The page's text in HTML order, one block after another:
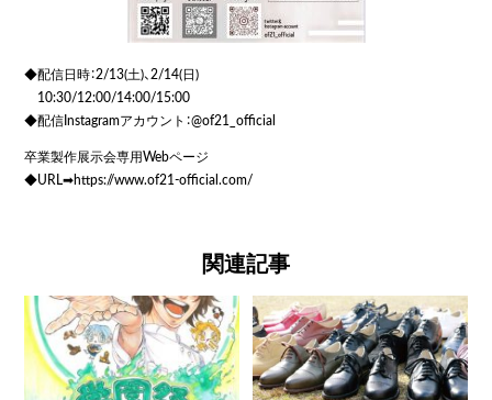
◆配信日時：2/13(土)、2/14(日)
10:30/12:00/14:00/15:00
◆配信Instagramアカウント：@of21_official
卒業製作展示会専用Webページ
◆URL➡︎https://www.of21-official.com/
関連記事